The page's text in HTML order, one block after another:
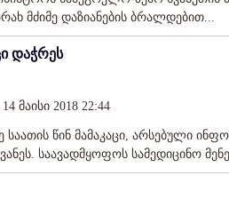
მძიმე დაზიანების ბრალდებით...
დაჭრეს
მაისი 2018 22:44
საათის წინ მამაკაცი, არსებული
საავადმყოფოს სამედიცინო